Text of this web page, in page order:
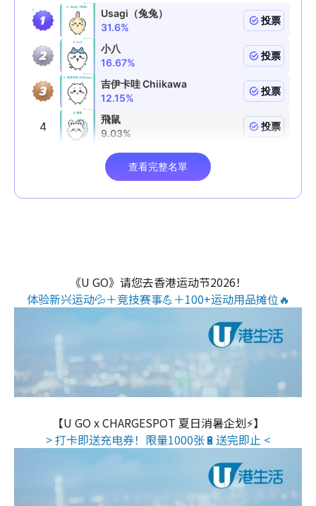
《U GO》请您去香港运动节2026！
体验新兴运动💦＋竞技赛事💪＋100+运动用品摊位🔥
【U GO x CHARGESPOT 夏日消暑企划⚡】
> 打卡即送充电券！限量1000张🔋送完即止 <